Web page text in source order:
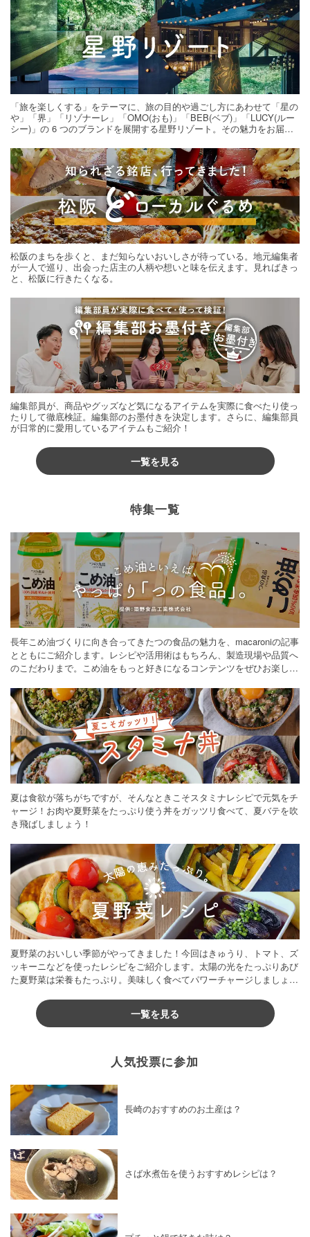
「旅を楽しくする」をテーマに、旅の目的や過ごし方にあわせて「星の
や」「界」「リゾナーレ」「OMO(おも)」「BEB(ベブ)」「LUCY(ルー
シー)」の 6 つのブランドを展開する星野リゾート。その魅力をお届け
松阪のまちを歩くと、まだ知らないおいしさが待っている。地元編集者
が一人で巡り、出会った店主の人柄や想いと味を伝えます。見ればきっ
と、松阪に行きたくなる。
編集部員が、商品やグッズなど気になるアイテムを実際に食べたり使っ
たりして徹底検証。編集部のお墨付きを決定します。さらに、編集部員
が日常的に愛用しているアイテムもご紹介！
一覧を見る
特集一覧
長年こめ油づくりに向き合ってきたつの食品の魅力を、macaroniの記事
とともにご紹介します。レシピや活用術はもちろん、製造現場や品質へ
のこだわりまで。こめ油をもっと好きになるコンテンツをぜひお楽しみ
夏は食欲が落ちがちですが、そんなときこそスタミナレシピで元気をチ
ャージ！お肉や夏野菜をたっぷり使う丼をガッツリ食べて、夏バテを吹
き飛ばしましょう！
夏野菜のおいしい季節がやってきました！今回はきゅうり、トマト、ズ
ッキーニなどを使ったレシピをご紹介します。太陽の光をたっぷりあび
た夏野菜は栄養もたっぷり。美味しく食べてパワーチャージしましょう
一覧を見る
人気投票に参加
長崎のおすすめのお土産は？
さば水煮缶を使うおすすめレシピは？